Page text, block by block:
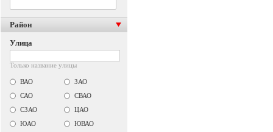
Район
Улица
Только название улицы
ВАО
ЗАО
САО
СВАО
СЗАО
ЦАО
ЮАО
ЮВАО